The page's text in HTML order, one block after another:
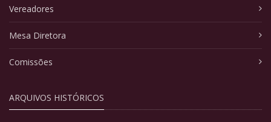
Vereadores
Mesa Diretora
Comissões
ARQUIVOS HISTÓRICOS